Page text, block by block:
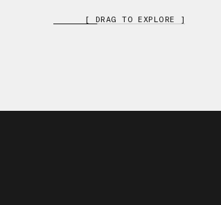
[ DRAG TO EXPLORE ]